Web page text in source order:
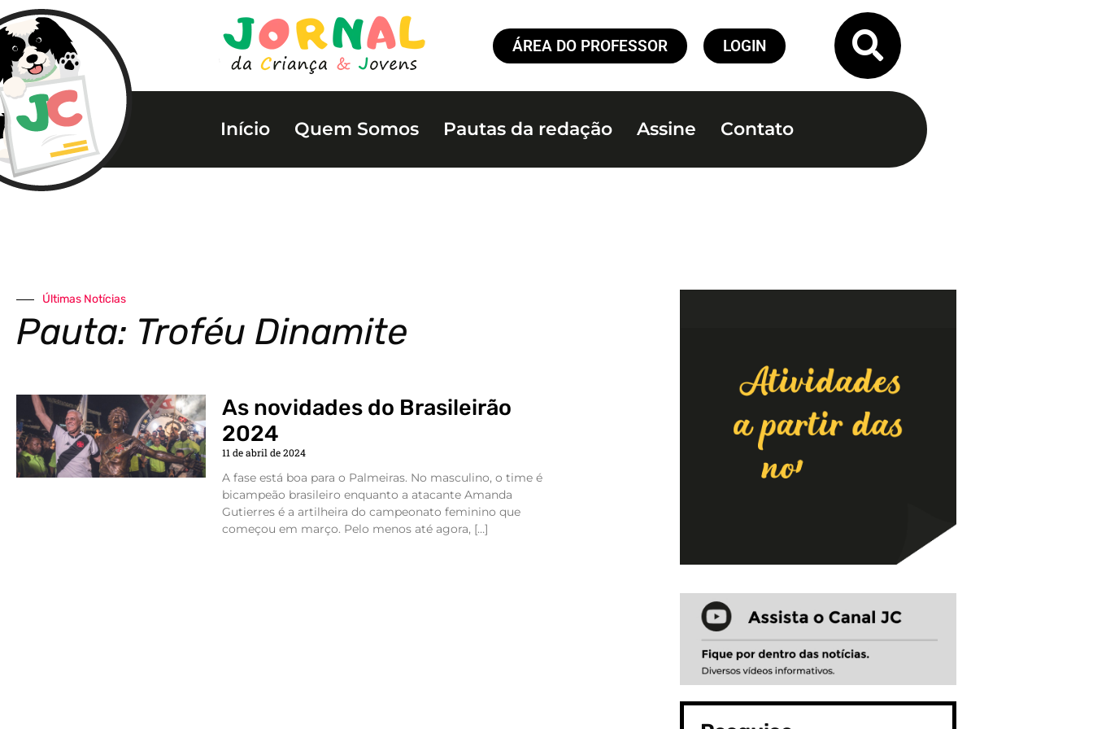
ÁREA DO PROFESSOR LOGIN
Início Quem Somos Pautas da redação Assine Contato
Últimas Notícias
Pauta: Troféu Dinamite
As novidades do Brasileirão
2024
11 de abril de 2024
A fase está boa para o Palmeiras. No masculino, o time é
bicampeão brasileiro enquanto a atacante Amanda
Gutierres é a artilheira do campeonato feminino que
começou em março. Pelo menos até agora, […]